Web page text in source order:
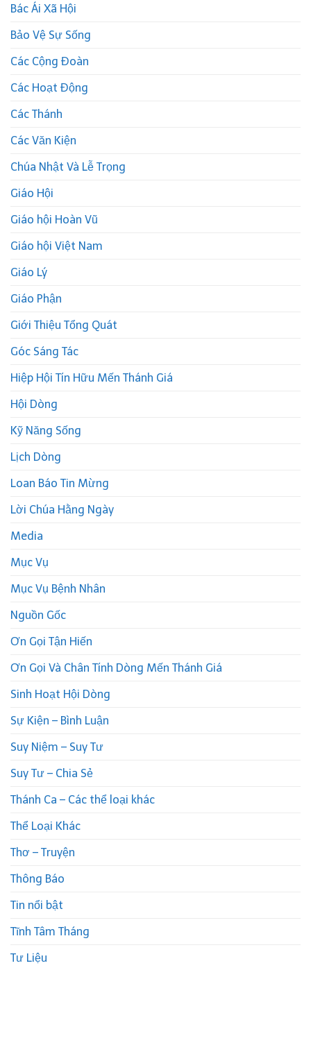
Bác Ái Xã Hội
Bảo Vệ Sự Sống
Các Cộng Đoàn
Các Hoạt Động
Các Thánh
Các Văn Kiện
Chúa Nhật Và Lễ Trọng
Giáo Hội
Giáo hội Hoàn Vũ
Giáo hội Việt Nam
Giáo Lý
Giáo Phận
Giới Thiệu Tổng Quát
Góc Sáng Tác
Hiệp Hội Tín Hữu Mến Thánh Giá
Hội Dòng
Kỹ Năng Sống
Lịch Dòng
Loan Báo Tin Mừng
Lời Chúa Hằng Ngày
Media
Mục Vụ
Mục Vụ Bệnh Nhân
Nguồn Gốc
Ơn Gọi Tận Hiến
Ơn Gọi Và Chân Tính Dòng Mến Thánh Giá
Sinh Hoạt Hội Dòng
Sự Kiện – Bình Luận
Suy Niệm – Suy Tư
Suy Tư – Chia Sẻ
Thánh Ca – Các thể loại khác
Thể Loại Khác
Thơ – Truyện
Thông Báo
Tin nổi bật
Tĩnh Tâm Tháng
Tư Liệu